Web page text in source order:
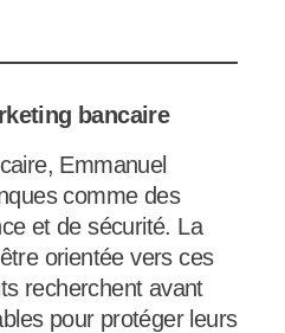
bancaire
Emmanuel
comme des
et de sécurité. La
orientée vers ces
recherchent avant
pour protéger leurs